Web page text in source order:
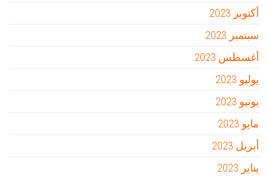
أكتوبر 2023
سبتمبر 2023
أغسطس 2023
يوليو 2023
يونيو 2023
مايو 2023
أبريل 2023
يناير 2023